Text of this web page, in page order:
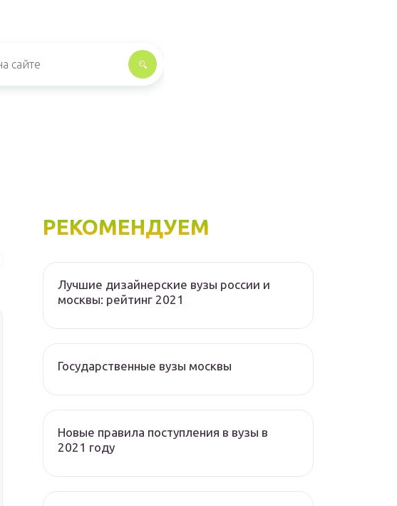
РЕКОМЕНДУЕМ
Лучшие дизайнерские вузы россии и
москвы: рейтинг 2021
Государственные вузы москвы
Новые правила поступления в вузы в
2021 году